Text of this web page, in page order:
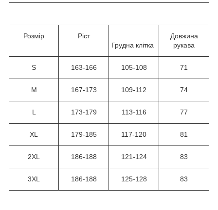
Розмір
Ріст
Грудна клітка
Довжина
рукава
S 163-166 105-108 71
M 167-173 109-112 74
L 173-179 113-116 77
XL 179-185 117-120 81
2XL 186-188 121-124 83
3XL 186-188 125-128 83